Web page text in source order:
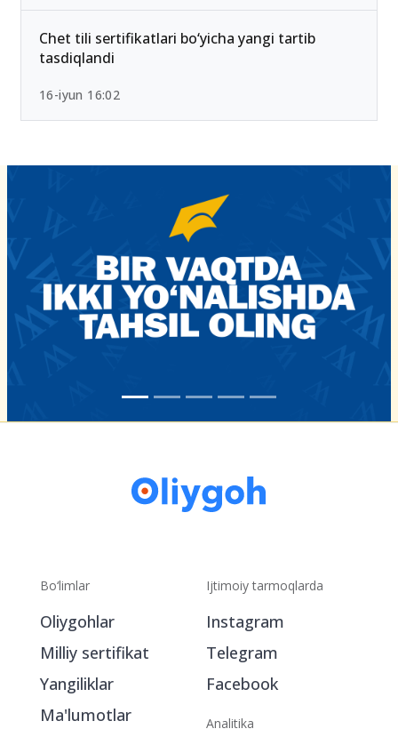
Chet tili sertifikatlari bo‘yicha yangi tartib
tasdiqlandi
16-iyun 16:02
Bo‘limlar
Oliygohlar
Milliy sertifikat
Yangiliklar
Ma'lumotlar
Ijtimoiy tarmoqlarda
Instagram
Telegram
Facebook
Analitika